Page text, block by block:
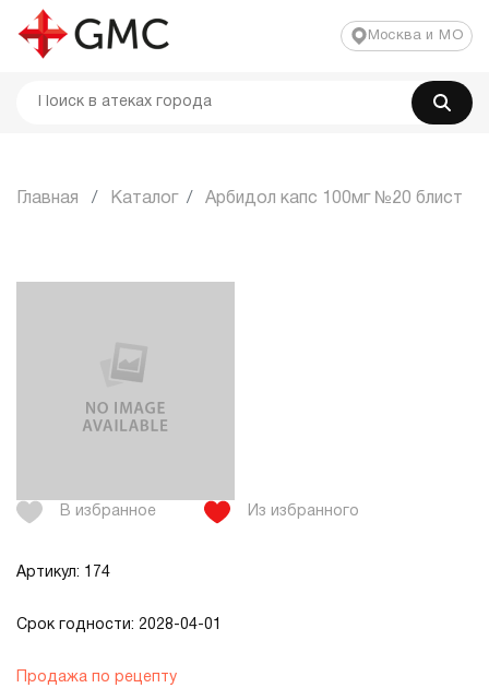
Москва и МО
Главная Каталог Арбидол капс 100мг №20 блист
В избранное Из избранного
Артикул: 174
Срок годности: 2028-04-01
Продажа по рецепту